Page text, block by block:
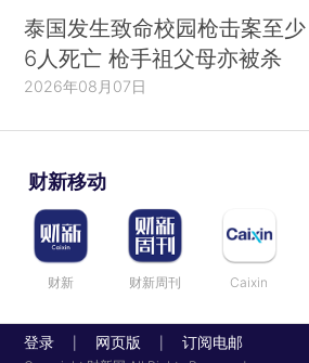
泰国发生致命校园枪击案至少
6人死亡 枪手祖父母亦被杀
2026年08月07日
财新移动
财新 财新周刊 Caixin
登录 网页版 订阅电邮